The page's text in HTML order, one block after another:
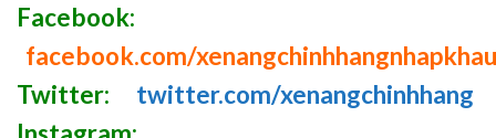
Facebook:
facebook.com/xenangchinhhangnhapkhau
Twitter:
twitter.com/xenangchinhhang